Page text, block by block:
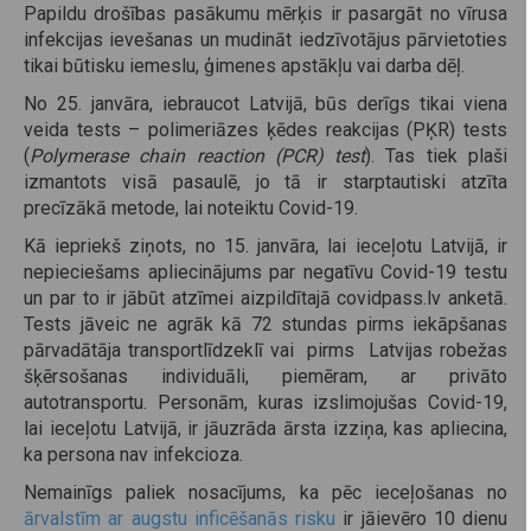
Papildu drošības pasākumu mērķis ir pasargāt no vīrusa
infekcijas ievešanas un mudināt iedzīvotājus pārvietoties
tikai būtisku iemeslu, ģimenes apstākļu vai darba dēļ.
No 25. janvāra, iebraucot Latvijā, būs derīgs tikai viena
veida tests – polimeriāzes ķēdes reakcijas (PĶR) tests
(Polymerase chain reaction (PCR) test). Tas tiek plaši
izmantots visā pasaulē, jo tā ir starptautiski atzīta
precīzākā metode, lai noteiktu Covid-19.
Kā iepriekš ziņots, no 15. janvāra, lai ieceļotu Latvijā, ir
nepieciešams apliecinājums par negatīvu Covid-19 testu
un par to ir jābūt atzīmei aizpildītajā covidpass.lv anketā.
Tests jāveic ne agrāk kā 72 stundas pirms iekāpšanas
pārvadātāja transportlīdzeklī vai pirms Latvijas robežas
šķērsošanas individuāli, piemēram, ar privāto
autotransportu. Personām, kuras izslimojušas Covid-19,
lai ieceļotu Latvijā, ir jāuzrāda ārsta izziņa, kas apliecina,
ka persona nav infekcioza.
Nemainīgs paliek nosacījums, ka pēc ieceļošanas no
ārvalstīm ar augstu inficēšanās risku ir jāievēro 10 dienu